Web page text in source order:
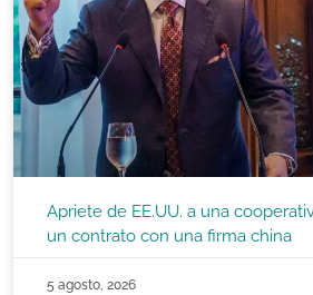
Apriete de EE.UU. a una
un contrato con una firma china
5 agosto, 2026